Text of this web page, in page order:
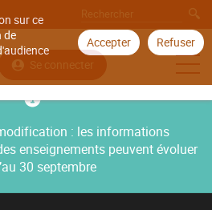
sur ce
de
Accepter Refuser
Se connecter
: les informations
enseignements peuvent évoluer
30 septembre